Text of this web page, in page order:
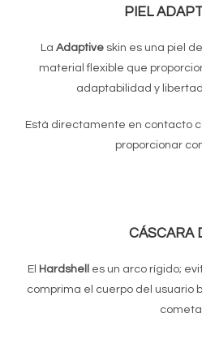
PIEL
La Adaptiveskin es una piel
material flexible que
adaptabilidad y
Está directamente en contacto
proporcionar
CÁSCARA
El Hardshell
es un arco rígido;
comprima el cuerpo del usuario
cometa.